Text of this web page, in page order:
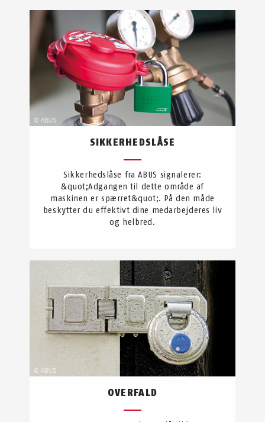
SIKKERHEDSLÅSE
Sikkerhedslåse fra ABUS signalerer:
&quot;Adgangen til dette område af
maskinen er spærret&quot;. På den måde
beskytter du effektivt dine medarbejderes liv
og helbred.
OVERFALD